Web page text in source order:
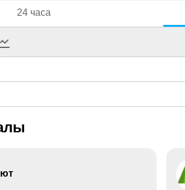
24 часа